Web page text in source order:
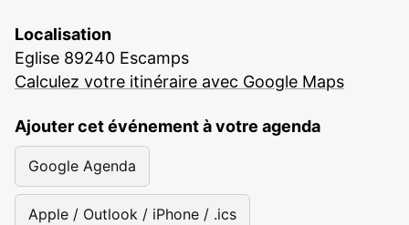
Localisation
Eglise 89240 Escamps
Calculez votre itinéraire avec Google Maps
Ajouter cet événement à votre agenda
Google Agenda
Apple / Outlook / iPhone / .ics